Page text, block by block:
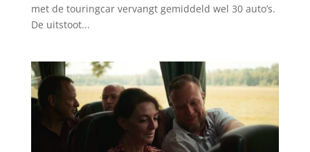
met de touringcar vervangt gemiddeld wel 30 auto’s.
De uitstoot...